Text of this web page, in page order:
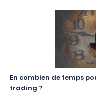
En combien de temps
trading ?